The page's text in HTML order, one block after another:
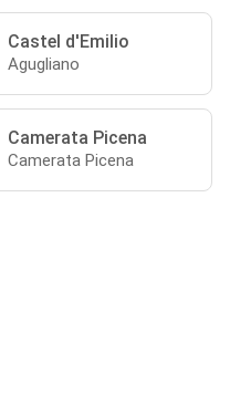
Castel d'Emilio
Agugliano
Camerata Picena
Camerata Picena